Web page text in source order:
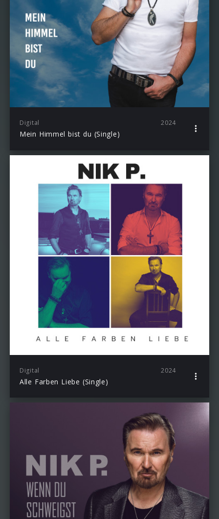
Digital 2024
Mein Himmel bist du (Single)
Digital 2024
Alle Farben Liebe (Single)